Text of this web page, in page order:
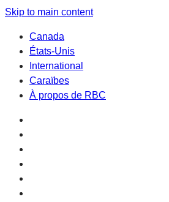
Skip to main content
Canada
États-Unis
International
Caraïbes
À propos de RBC